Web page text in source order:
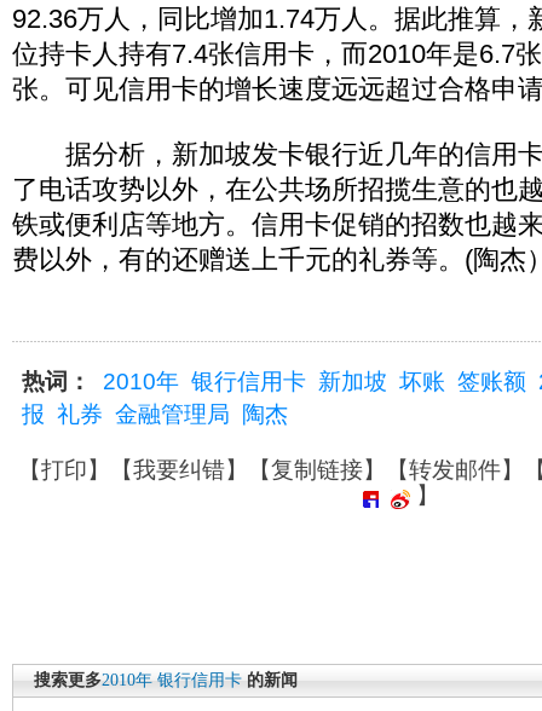
92.36万人，同比增加1.74万人。据此推算，
位持卡人持有7.4张信用卡，而2010年是6.7
张。可见信用卡的增长速度远远超过合格申
据分析，新加坡发卡银行近几年的信用
了电话攻势以外，在公共场所招揽生意的也
铁或便利店等地方。信用卡促销的招数也越
费以外，有的还赠送上千元的礼券等。(陶杰
热词： 2010年 银行信用卡 新加坡 坏账 签账额
报 礼券 金融管理局 陶杰
【打印】【我要纠错】【复制链接】【转发邮件】
】
搜索更多2010年 银行信用卡 的新闻